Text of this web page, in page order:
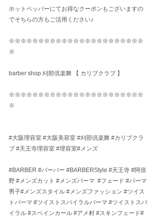
ホットペッパーにてお得なクーポンもございますの
でそちらの方もご活用ください♪
※※※※※※※※※※※※※※※※※※※※※※※
※
barber shop 刈部倶楽舞 【 カリブクラブ 】
※※※※※※※※※※※※※※※※※※※※※※※
※
#大阪理容室 #大阪美容室 #刈部倶楽舞 #カリブクラ
ブ #天王寺理容室 #理容室#メンズ
#BARBER #バーバー #BARBERStyle #天王寺 #阿倍
野 #メンズカット #メンズパーマ #フェード #パーマ
男子#メンズスタイル #メンズファッション #ツイス
トパーマ #ツイストスパイラルパーマ #ツイストスパ
イラル #スペインカール #アメ村 #スキンフェード#